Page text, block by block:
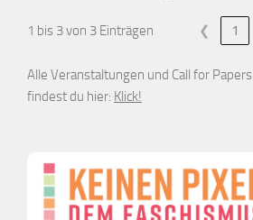
1 bis 3 von 3 Einträgen ❮ 1
Alle Veranstaltungen und Call for Papers
findest du hier: Klick!